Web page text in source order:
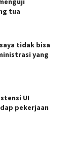
tua
tidak bisa
yang
UI
pekerjaan